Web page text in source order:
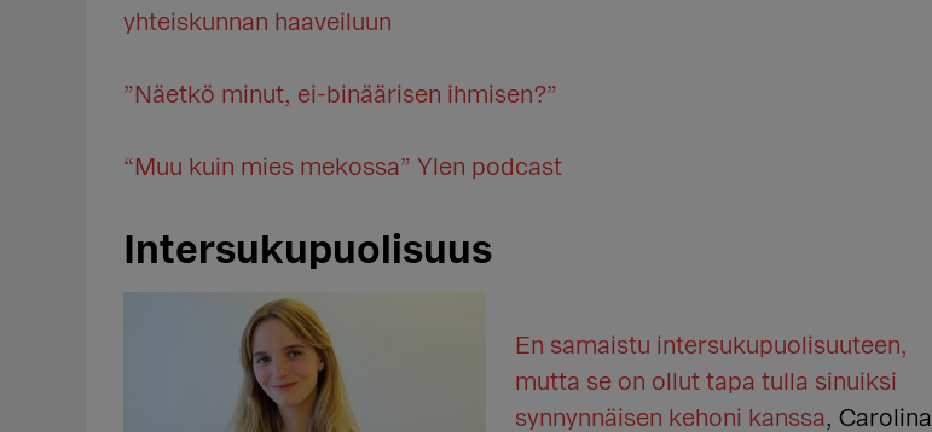
yhteiskunnan haaveiluun
”Näetkö minut, ei-binäärisen ihmisen?”
“Muu kuin mies mekossa” Ylen podcast
Intersukupuolisuus
En samaistu intersukupuolisuuteen,
mutta se on ollut tapa tulla sinuiksi
synnynnäisen kehoni kanssa, Carolina